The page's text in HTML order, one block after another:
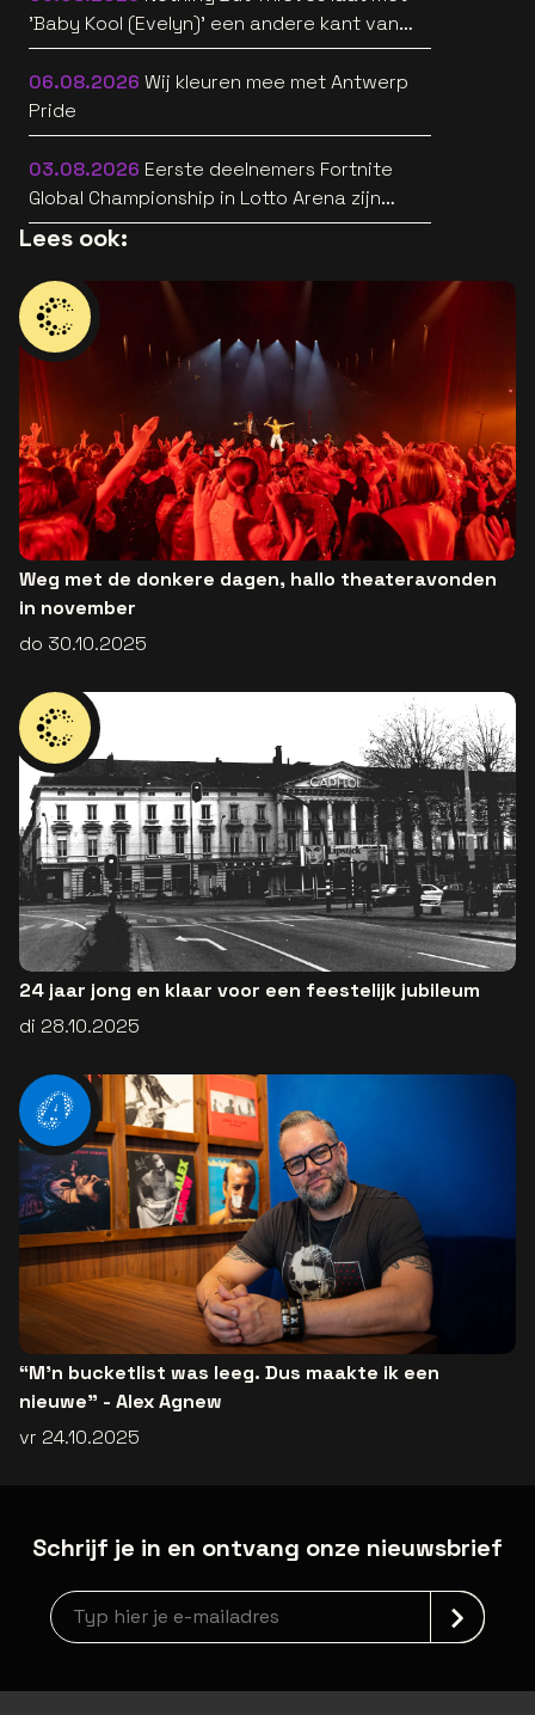
'Baby Kool (Evelyn)' een andere kant van
zich horen [video]
06.08.2026 Wij kleuren mee met Antwerp
Pride
03.08.2026 Eerste deelnemers Fortnite
Global Championship in Lotto Arena zijn
bekend
Lees ook:
Weg met de donkere dagen, hallo theateravonden
in november
do 30.10.2025
24 jaar jong en klaar voor een feestelijk jubileum
di 28.10.2025
“M’n bucketlist was leeg. Dus maakte ik een
nieuwe” - Alex Agnew
vr 24.10.2025
Schrijf je in en ontvang onze nieuwsbrief
Nieuwsbrief aanmelding